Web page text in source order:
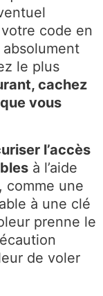
code en
le plus
cachez
vous
l’accès
à l’aide
comme une
à une clé
prenne le
de voler